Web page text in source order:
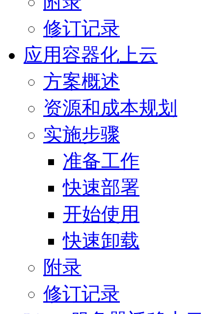
修订记录
应用容器化上云
方案概述
资源和成本规划
实施步骤
准备工作
快速部署
开始使用
快速卸载
附录
修订记录